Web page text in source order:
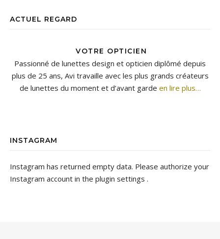
ACTUEL REGARD
VOTRE OPTICIEN
Passionné de lunettes design et opticien diplômé depuis
plus de 25 ans, Avi travaille avec les plus grands créateurs
de lunettes du moment et d’avant garde en lire plus…
INSTAGRAM
Instagram has returned empty data. Please authorize your
Instagram account in the plugin settings .